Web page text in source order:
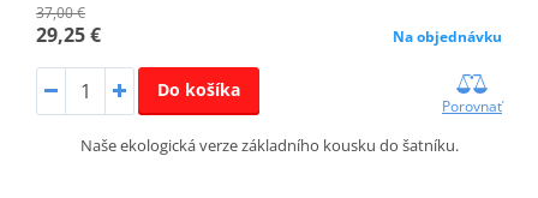
37,00 €
29,25 € Na objednávku
Do košíka
Porovnať
Naše ekologická verze základního kousku do šatníku.